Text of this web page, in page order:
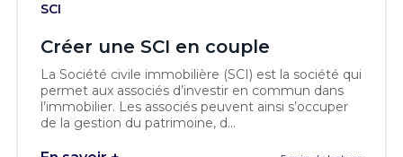
SCI
Créer une SCI en couple
La Société civile immobilière (SCI) est la société qui
permet aux associés d’investir en commun dans
l’immobilier. Les associés peuvent ainsi s’occuper
de la gestion du patrimoine, d...